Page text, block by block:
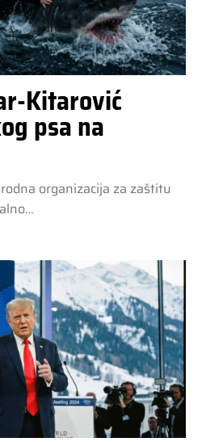
Kitarović
psa na
organizacija za zaštitu